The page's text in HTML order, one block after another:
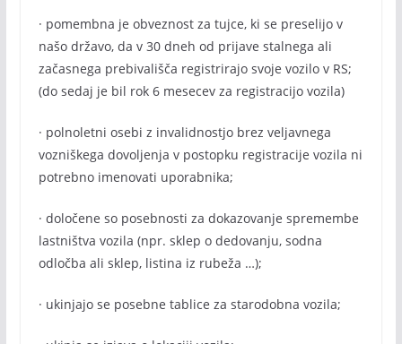
· pomembna je obveznost za tujce, ki se preselijo v
našo državo, da v 30 dneh od prijave stalnega ali
začasnega prebivališča registrirajo svoje vozilo v RS;
(do sedaj je bil rok 6 mesecev za registracijo vozila)
· polnoletni osebi z invalidnostjo brez veljavnega
vozniškega dovoljenja v postopku registracije vozila ni
potrebno imenovati uporabnika;
· določene so posebnosti za dokazovanje spremembe
lastništva vozila (npr. sklep o dedovanju, sodna
odločba ali sklep, listina iz rubeža …);
· ukinjajo se posebne tablice za starodobna vozila;